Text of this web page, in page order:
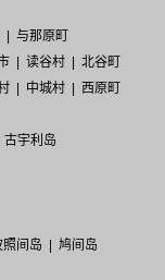
与那原町
读谷村
北谷町
中城村
西原町
古宇利岛
照间岛
鸠间岛